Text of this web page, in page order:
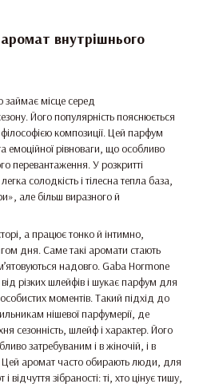
внутрішнього
займає місце серед
Його популярність пояснюється
композиції. Цей парфум
емоційної рівноваги, що особливо
перевантаження. У розкритті
солодкість і тілесна тепла база,
але більш виразного й
а працює тонко й інтимно,
дня. Саме такі аромати стають
надовго. Gaba Hormone
різких шлейфів і шукає парфум для
моментів. Такий підхід до
нішевої парфумерії, де
сезонність, шлейф і характер. Його
затребуваним і в жіночій, і в
Цей аромат часто обирають люди, для
відчуття зібраності: ті, хто цінує тишу,